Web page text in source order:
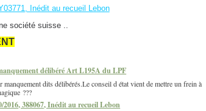
Inédit au recueil Lebon
société suisse ..
délibéré Art L195A du LPF
dits délibérés.Le conseil d état vient de mettre un frein à
???
388067, Inédit au recueil Lebon